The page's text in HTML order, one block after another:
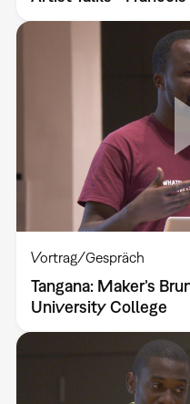
Vortrag/Gespräch
Tangana: Maker’s
University College